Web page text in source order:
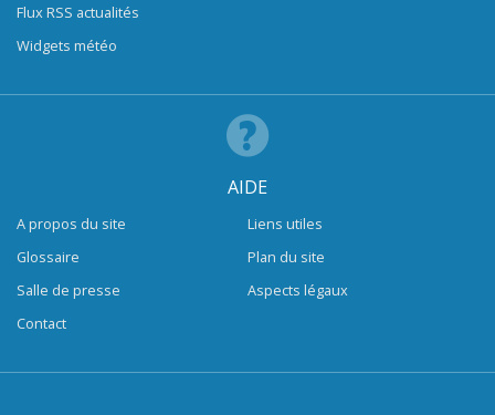
Flux RSS actualités
Widgets météo
AIDE
A propos du site
Glossaire
Salle de presse
Contact
Liens utiles
Plan du site
Aspects légaux